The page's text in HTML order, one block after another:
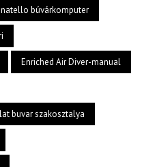
búvárkomputer
Enriched Air Diver-manual
buvar szakosztalya